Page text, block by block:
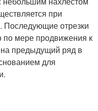
при
Последующие отрезки
по мере продвижения к
на предыдущий ряд в
для